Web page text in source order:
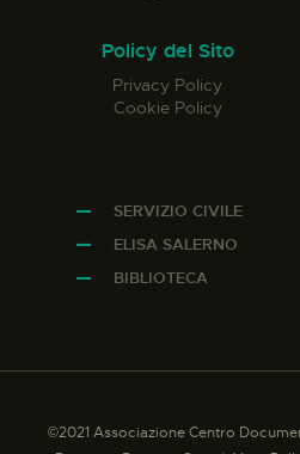
Policy del Sito
Privacy Policy
Cookie Policy
SERVIZIO CIVILE
ELISA SALERNO
BIBLIOTECA
©2021 Associazione Centro